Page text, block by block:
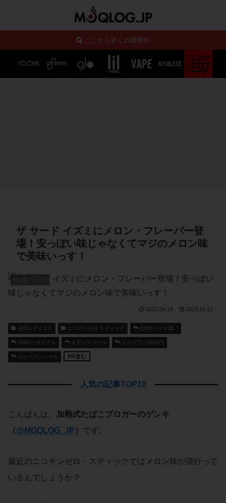
ここから近くの喫煙所
ザ サード イズミにメロン・フレーバー登
場！安っぽい味じゃなくてマジのメロン味
で美味いっす！
IQOS アイコス
2023.06.18 2023.10.12
IQOS アイコス ニコチンゼロ スティック IQOSイルマ違い
IQOSリサイクル オアシスパール イルマワン1980円
ルビーメンソール PR含む
人気の記事TOP10
こんばんは、 加熱式たばこブロガーのゲンキ
（@MOQLOG_JP ） です。
最近のニコチンゼロ・スティックではメロン味が流行って
いるんでしょうか？